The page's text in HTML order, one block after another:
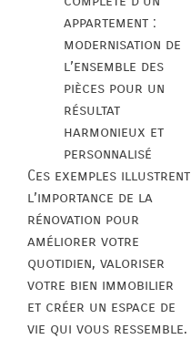
appartement :
modernisation de
l’ensemble des
pièces pour un
résultat
harmonieux et
personnalisé
Ces exemples illustrent
l’importance de la
rénovation pour
améliorer votre
quotidien, valoriser
votre bien immobilier
et créer un espace de
vie qui vous ressemble.